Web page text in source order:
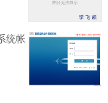
统帐